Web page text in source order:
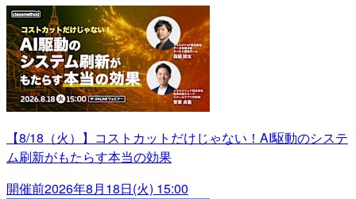
【8/18（火）】コストカットだけじゃない！AI駆動のシステ
ム刷新がもたらす本当の効果
開催前2026年8月18日(火) 15:00